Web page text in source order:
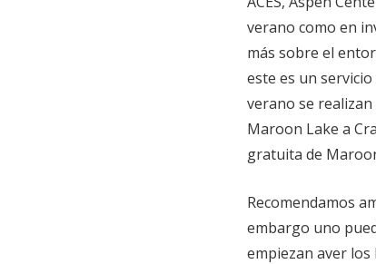
verano como en
más sobre el
este es un servicio
verano se realizan
Maroon Lake a
gratuita de
Recomendamos
embargo uno
empiezan aver los